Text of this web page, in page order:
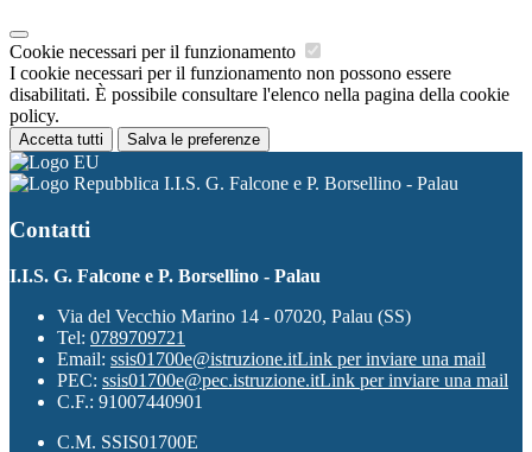
Cookie necessari per il funzionamento
I cookie necessari per il funzionamento non possono essere
disabilitati. È possibile consultare l'elenco nella pagina della cookie
policy.
Accetta tutti Salva le preferenze
I.I.S. G. Falcone e P. Borsellino - Palau
Contatti
I.I.S. G. Falcone e P. Borsellino - Palau
Via del Vecchio Marino 14 - 07020, Palau (SS)
Tel: 0789709721
Email: ssis01700e@istruzione.itLink per inviare una mail
PEC: ssis01700e@pec.istruzione.itLink per inviare una mail
C.F.: 91007440901
C.M. SSIS01700E